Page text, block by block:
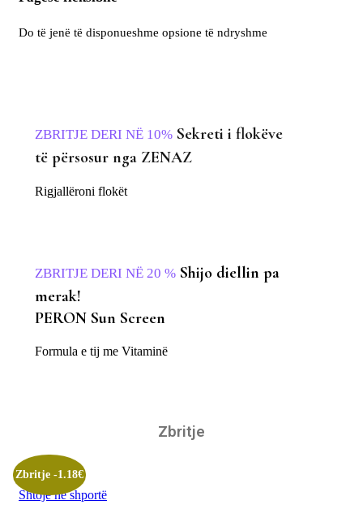
Do të jenë të disponueshme opsione të ndryshme
ZBRITJE DERI NË 10% Sekreti i flokëve
të përsosur nga ZENAZ
Rigjallëroni flokët
ZBRITJE DERI NË 20 % Shijo diellin pa
merak!
PERON Sun Screen
Formula e tij me Vitaminë
Zbritje
Shtoje në shportë
Zbritje -1.18€